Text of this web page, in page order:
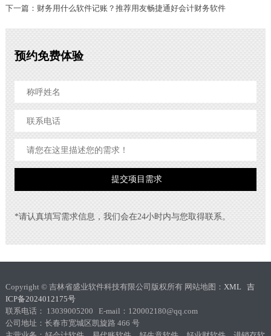
下一篇：财务用什么软件记账？推荐用友畅捷通好会计财务软件
预约免费体验
*请认真填写需求信息，我们会在24小时内与您取得联系。
Copyright © 吉林省盛业软件科技有限公司版权所有 网站地图： XML
吉
ICP备2024012175号
联系电话： 13039005200 E-mail：120002180@qq.com
公司地址：长春市宽城区凯旋路 466 号